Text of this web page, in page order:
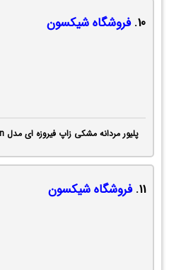
10. فروشگاه شیکسون
پلیور مردانه مشکی زاپ فیروزه ای مدل solan
11. فروشگاه شیکسون